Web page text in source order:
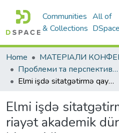
Communities
& Collections
All of
DSpace
Home
Проблеми та перспективи розвитку підприємництва
Elmi işdə sitatgətirmə qaydalarina riayət akademik dürüstlüyün tərkib hissəsidir
Elmi işdə
riayət akademik